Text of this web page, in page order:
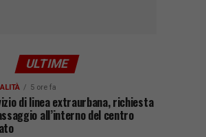
ULTIME
5 ore fa
di linea extraurbana, richiesta
all’interno del centro